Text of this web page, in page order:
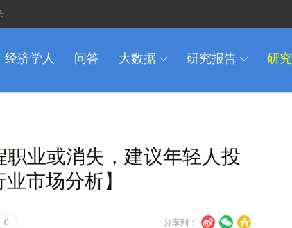
经济学人 问答 大数据 I 研究报告 I 研
业或消失，建议年轻人投
市场分析】
U V c
分享到：
0